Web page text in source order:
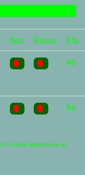
Naz Razza Età
48
54
il cavallo apparteneva ad